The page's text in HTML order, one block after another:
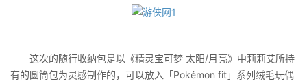
这次的随行收纳包是以《精灵宝可梦 太阳/月亮》中莉莉艾所持
有的圆筒包为灵感制作的，可以放入「Pokémon fit」系列绒毛玩偶